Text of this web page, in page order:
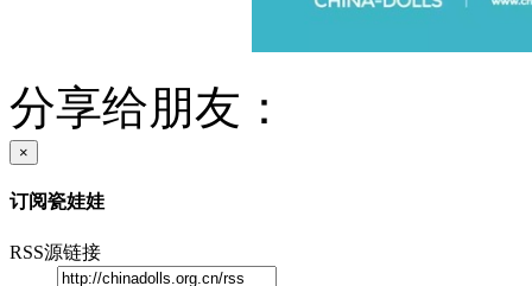
分享给朋友：
×
订阅瓷娃娃
RSS源链接